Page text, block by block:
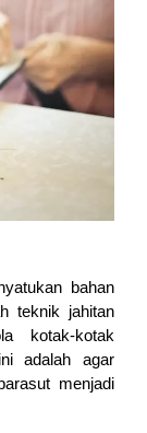
bahan
teknik jahitan
kotak-kotak
adalah agar
menjadi